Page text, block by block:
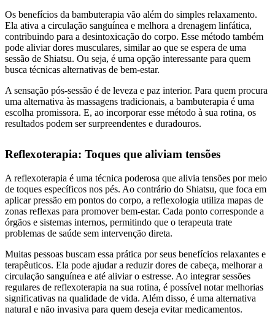
Os benefícios da bambuterapia vão além do simples relaxamento.
Ela ativa a circulação sanguínea e melhora a drenagem linfática,
contribuindo para a desintoxicação do corpo. Esse método também
pode aliviar dores musculares, similar ao que se espera de uma
sessão de Shiatsu. Ou seja, é uma opção interessante para quem
busca técnicas alternativas de bem-estar.
A sensação pós-sessão é de leveza e paz interior. Para quem procura
uma alternativa às massagens tradicionais, a bambuterapia é uma
escolha promissora. E, ao incorporar esse método à sua rotina, os
resultados podem ser surpreendentes e duradouros.
Reflexoterapia: Toques que aliviam tensões
A reflexoterapia é uma técnica poderosa que alivia tensões por meio
de toques específicos nos pés. Ao contrário do Shiatsu, que foca em
aplicar pressão em pontos do corpo, a reflexologia utiliza mapas de
zonas reflexas para promover bem-estar. Cada ponto corresponde a
órgãos e sistemas internos, permitindo que o terapeuta trate
problemas de saúde sem intervenção direta.
Muitas pessoas buscam essa prática por seus benefícios relaxantes e
terapêuticos. Ela pode ajudar a reduzir dores de cabeça, melhorar a
circulação sanguínea e até aliviar o estresse. Ao integrar sessões
regulares de reflexoterapia na sua rotina, é possível notar melhorias
significativas na qualidade de vida. Além disso, é uma alternativa
natural e não invasiva para quem deseja evitar medicamentos.